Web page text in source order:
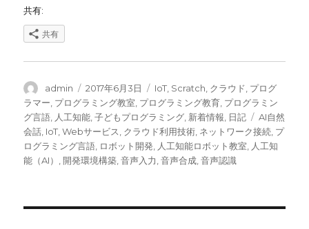
共有:
共有
投
稿
者
admin
投
稿
日:
2017年6月3日
カ
テ
ゴ
リ
ー
IoT Scratch クラウド プログ
ラマー プログラミング教室 プログラミング教育 プログラミン
グ言語 人工知能 ,子どもプログラミング 新着情報 日記
タ
グ
AI自然
会話 IoT ,Webサービス クラウド利用技術 ネットワーク接続 プ
ログラミング言語 ロボット開発 人工知能ロボット教室
人工知
能（AI）
開発環境構築 ,音声入力 ,音声合成 ,音声認識